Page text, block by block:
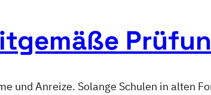
und Anreize. Solange Schulen in alten